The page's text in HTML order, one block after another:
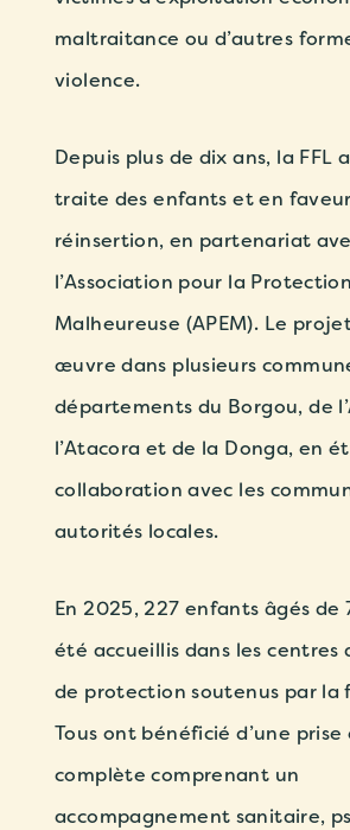
maltraitance ou d’autres
violence.
Depuis plus de dix ans, la FFL
traite des enfants et en
réinsertion, en partenariat
l’Association pour la
Malheureuse (APEM). Le
œuvre dans plusieurs
départements du Borgou, de
l’Atacora et de la Donga, en
collaboration avec les
autorités locales.
En 2025, 227 enfants âgés de
été accueillis dans les centres
de protection soutenus par la
Tous ont bénéficié d’une prise
complète comprenant un
accompagnement sanitaire,